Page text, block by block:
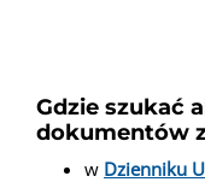
Gdzie szukać
dokumentów
w Dzienniku